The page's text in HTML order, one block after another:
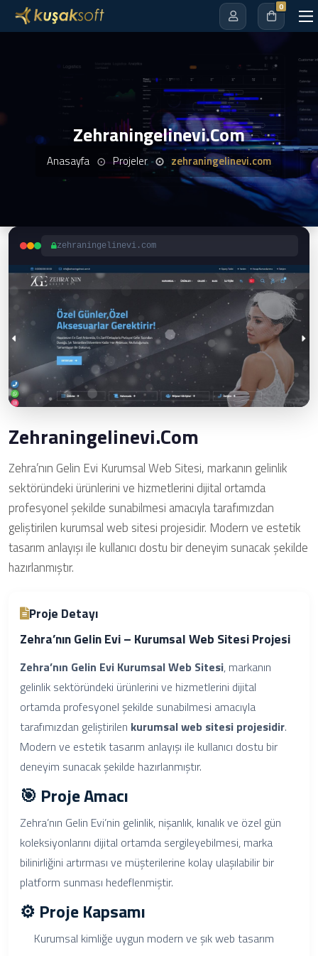
0
Zehraningelinevi.com
Anasayfa Projeler zehraningelinevi.com
zehraningelinevi.com
Zehraningelinevi.com
Zehra’nın Gelin Evi Kurumsal Web Sitesi, markanın gelinlik
sektöründeki ürünlerini ve hizmetlerini dijital ortamda
profesyonel şekilde sunabilmesi amacıyla tarafımızdan
geliştirilen kurumsal web sitesi projesidir. Modern ve estetik
tasarım anlayışı ile kullanıcı dostu bir deneyim sunacak şekilde
hazırlanmıştır.
Proje Detayı
Zehra’nın Gelin Evi – Kurumsal Web Sitesi Projesi
Zehra’nın Gelin Evi Kurumsal Web Sitesi, markanın
gelinlik sektöründeki ürünlerini ve hizmetlerini dijital
ortamda profesyonel şekilde sunabilmesi amacıyla
tarafımızdan geliştirilen kurumsal web sitesi projesidir.
Modern ve estetik tasarım anlayışı ile kullanıcı dostu bir
deneyim sunacak şekilde hazırlanmıştır.
🎯 Proje Amacı
Zehra’nın Gelin Evi’nin gelinlik, nişanlık, kınalık ve özel gün
koleksiyonlarını dijital ortamda sergileyebilmesi, marka
bilinirliğini artırması ve müşterilerine kolay ulaşılabilir bir
platform sunması hedeflenmiştir.
⚙️ Proje Kapsamı
Kurumsal kimliğe uygun modern ve şık web tasarım